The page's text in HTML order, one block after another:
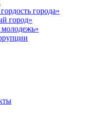
города»
город»